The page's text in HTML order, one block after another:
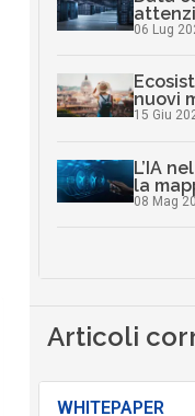
06 Lug
nuovi
15 Giu
L’IA
la
08 Mag
Articoli
WHITEPAPER